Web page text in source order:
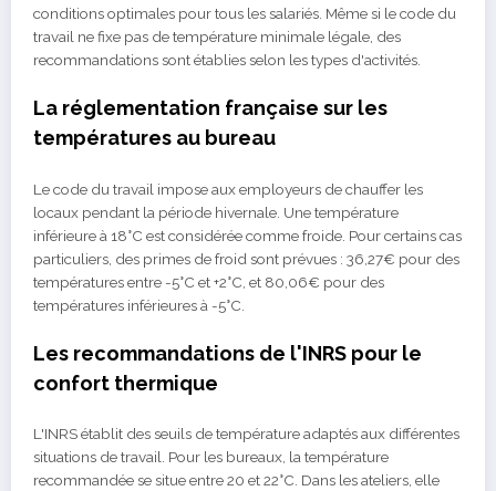
conditions optimales pour tous les salariés. Même si le code du
travail ne fixe pas de température minimale légale, des
recommandations sont établies selon les types d'activités.
La réglementation française sur les
températures au bureau
Le code du travail impose aux employeurs de chauffer les
locaux pendant la période hivernale. Une température
inférieure à 18°C est considérée comme froide. Pour certains cas
particuliers, des primes de froid sont prévues : 36,27€ pour des
températures entre -5°C et +2°C, et 80,06€ pour des
températures inférieures à -5°C.
Les recommandations de l'INRS pour le
confort thermique
L'INRS établit des seuils de température adaptés aux différentes
situations de travail. Pour les bureaux, la température
recommandée se situe entre 20 et 22°C. Dans les ateliers, elle